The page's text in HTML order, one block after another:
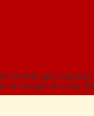
35
nội thất ngày càng
và cảm giác ấm cúng,